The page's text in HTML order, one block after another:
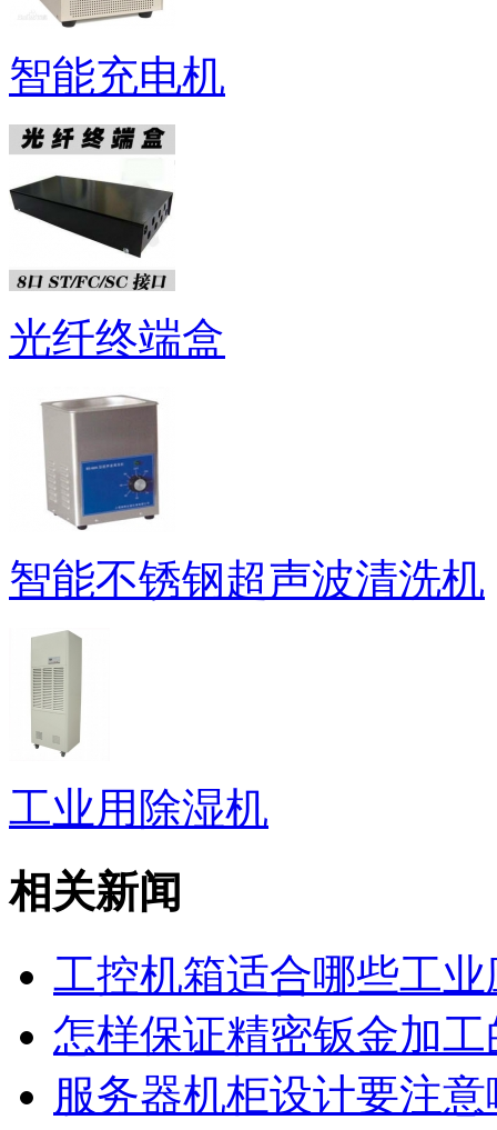
智能充电机
光纤终端盒
智能不锈钢超声波清洗机
工业用除湿机
相关新闻
工控机箱适合哪些工业
怎样保证精密钣金加
服务器机柜设计要注